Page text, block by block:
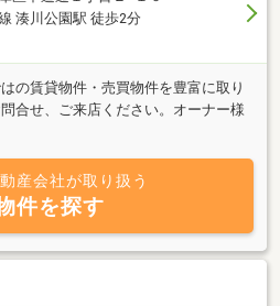
来店お待ちしております。
湊川公園駅 徒歩2分
の賃貸物件・売買物件を豊富に取り
合せ、ご来店ください。オーナー様
産会社が取り扱う
件を探す